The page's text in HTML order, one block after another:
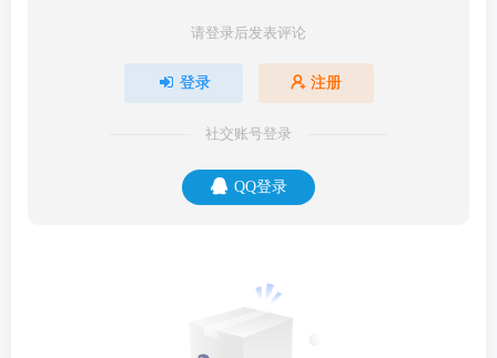
请登录后发表评论
登录 注册
社交账号登录
QQ登录